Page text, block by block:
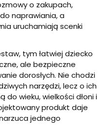
o zakupach,
naprawiania, a
uruchamiają scenki
tym łatwiej dziecko
ale bezpieczne
dorosłych. Nie chodzi
narzędzi, lecz o ich
do wieku, wielkości dłoni i
produkt daje
jednego